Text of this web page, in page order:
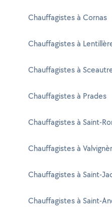
Chauffagistes à Cornas
Chauffagistes à
Chauffagistes à
Chauffagistes à Prades
Chauffagistes à Saint-
Chauffagistes à
Chauffagistes à Saint-
Chauffagistes à Saint-